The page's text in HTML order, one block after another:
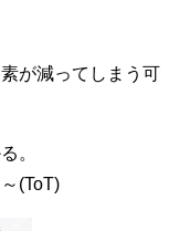
が減ってしまう可
。
(ToT)